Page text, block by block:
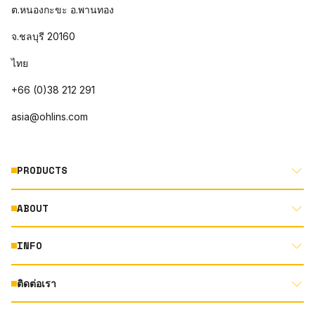
ต.หนองกะขะ อ.พานทอง
จ.ชลบุรี 20160
ไทย
+66 (0)38 212 291
asia@ohlins.com
PRODUCTS
MOTORCYCLE
AUTOMOTIVE
ABOUT
ABOUT US
RACING
INFO
DOCUMENT LIBRARY
ติดต่อเรา